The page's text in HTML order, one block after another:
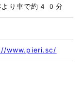
より車で約40分
www.pieri.sc/